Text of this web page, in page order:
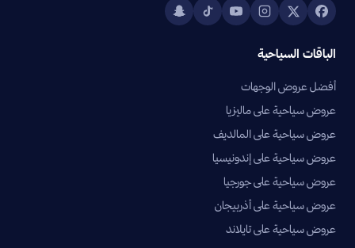
الباقات السياحية
أفضل عروض الوجهات
عروض سياحية على ماليزيا
عروض سياحية على المالديف
عروض سياحية على إندونيسيا
عروض سياحية على جورجيا
عروض سياحية على أذربيجان
عروض سياحية على تايلاند